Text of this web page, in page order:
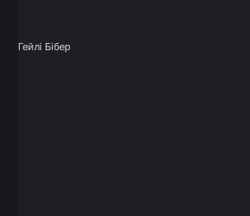
Гейлі Бібер